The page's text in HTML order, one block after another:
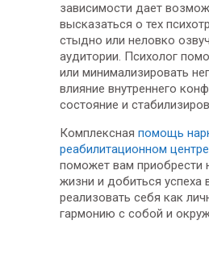
зависимости дает
высказаться о тех
стыдно или неловко
аудитории. Психолог
или минимализировать
влияние внутреннего
состояние и
Комплексная помощь
реабилитационном центре
поможет вам приобрести
жизни и добиться успеха
реализовать себя как
гармонию с собой и